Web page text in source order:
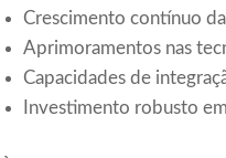
Crescimento contínuo
Aprimoramentos nas
Capacidades de
Investimento robusto